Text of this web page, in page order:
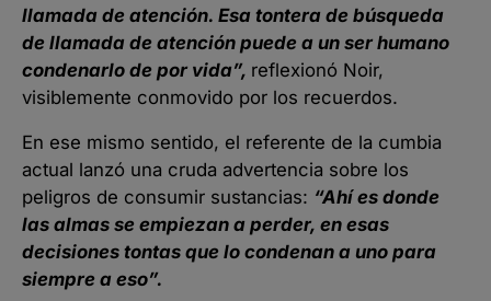
llamada de atención. Esa tontera de búsqueda
de llamada de atención puede a un ser humano
condenarlo de por vida”, reflexionó Noir,
visiblemente conmovido por los recuerdos.
En ese mismo sentido, el referente de la cumbia
actual lanzó una cruda advertencia sobre los
peligros de consumir sustancias: “Ahí es donde
las almas se empiezan a perder, en esas
decisiones tontas que lo condenan a uno para
siempre a eso”.